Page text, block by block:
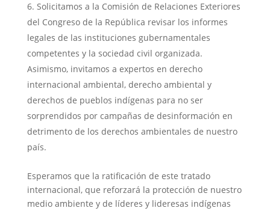
Solicitamos a la Comisión de Relaciones Exteriores
del Congreso de la República revisar los informes
legales de las instituciones gubernamentales
competentes y la sociedad civil organizada.
Asimismo, invitamos a expertos en derecho
internacional ambiental, derecho ambiental y
derechos de pueblos indígenas para no ser
sorprendidos por campañas de desinformación en
detrimento de los derechos ambientales de nuestro
país.
Esperamos que la ratificación de este tratado
internacional, que reforzará la protección de nuestro
medio ambiente y de líderes y lideresas indígenas